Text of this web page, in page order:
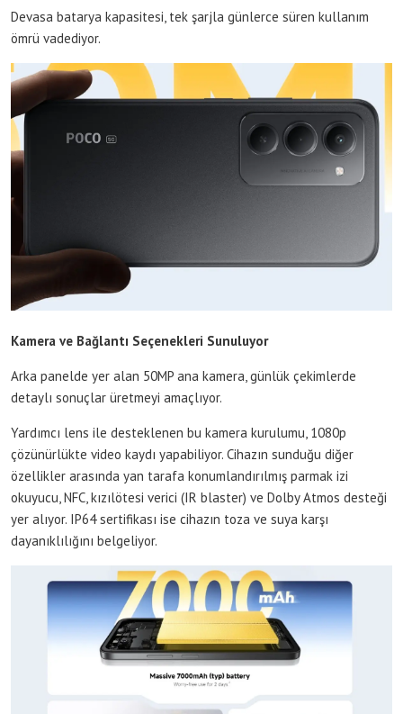
Devasa batarya kapasitesi, tek şarjla günlerce süren kullanım
ömrü vadediyor.
Kamera ve Bağlantı Seçenekleri Sunuluyor
Arka panelde yer alan 50MP ana kamera, günlük çekimlerde
detaylı sonuçlar üretmeyi amaçlıyor.
Yardımcı lens ile desteklenen bu kamera kurulumu, 1080p
çözünürlükte video kaydı yapabiliyor. Cihazın sunduğu diğer
özellikler arasında yan tarafa konumlandırılmış parmak izi
okuyucu, NFC, kızılötesi verici (IR blaster) ve Dolby Atmos desteği
yer alıyor. IP64 sertifikası ise cihazın toza ve suya karşı
dayanıklılığını belgeliyor.